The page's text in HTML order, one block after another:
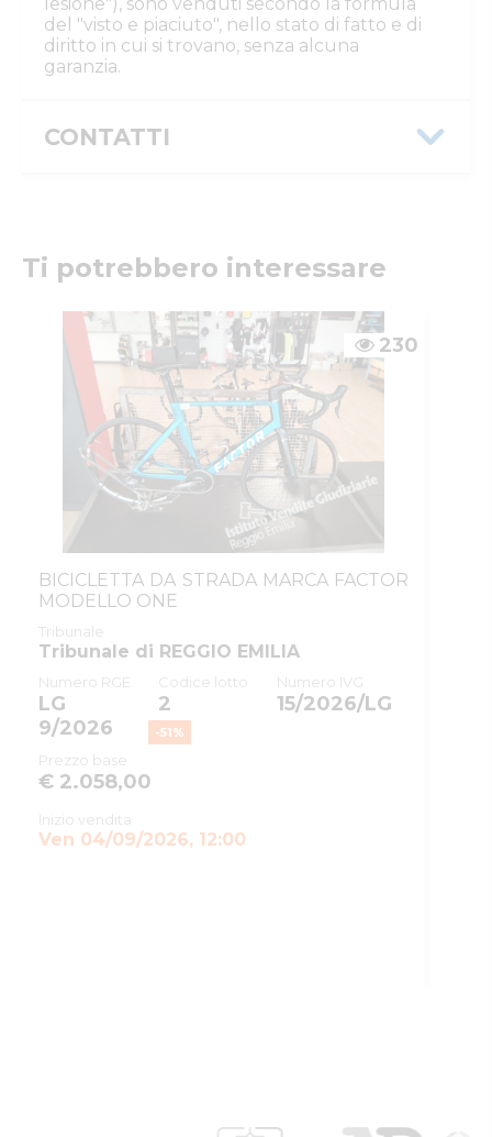
del "visto e piaciuto", nello stato di fatto e di
diritto in cui si trovano, senza alcuna
garanzia.
CONTATTI
Email/PEC: ivgre@ivgreggioemilia.it
Ti potrebbero interessare
230
BICICLETTA DA STRADA MARCA FACTOR
MODELLO ONE
Tribunale
Tribunale di REGGIO EMILIA
Numero RGE
LG
9/2026
Codice lotto
2
Numero IVG
15/2026/LG
Prezzo base
€ 2.058,00
-51%
Inizio vendita
Ven 04/09/2026, 12:00